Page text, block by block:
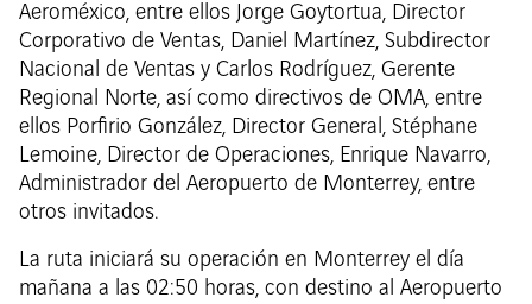
Aeroméxico, entre ellos Jorge Goytortua, Director
Corporativo de Ventas, Daniel Martínez, Subdirector
Nacional de Ventas y Carlos Rodríguez, Gerente
Regional Norte, así como directivos de OMA, entre
ellos Porfirio González, Director General, Stéphane
Lemoine, Director de Operaciones, Enrique Navarro,
Administrador del Aeropuerto de Monterrey, entre
otros invitados.
La ruta iniciará su operación en Monterrey el día
mañana a las 02:50 horas, con destino al Aeropuerto